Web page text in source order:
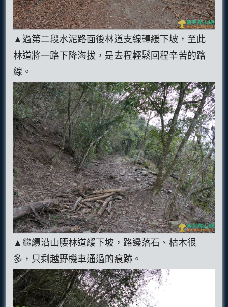
▲過第二段水泥路面後林道支線轉緩下坡，至此
林道將一路下降海拔，是去程輕鬆回程辛苦的路
線。
▲繼續沿山腰林道緩下坡，路邊落石、枯木很
多，只剩越野機車通過的痕跡。